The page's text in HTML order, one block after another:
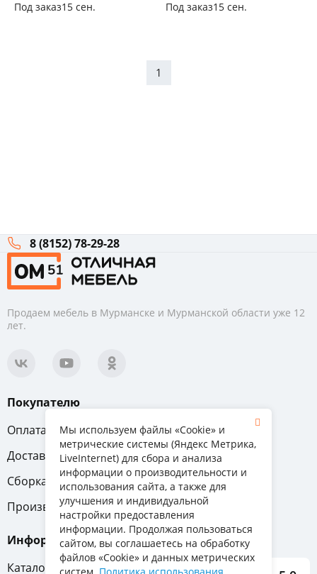
Под заказ15 сен. Под заказ15 сен.
1
8 (8152) 78-29-28
Продаем мебель в Мурманске и Мурманской области уже 12
лет.
Покупателю
Оплата
Вопрос-ответ
Доставка
Обмен и возврат
Сборка
Гарантия
Производители
Информация
Каталог мебели
Мы используем файлы «Cookie» и
метрические системы (Яндекс Метрика,
LiveInternet) для сбора и анализа
информации о производительности и
использования сайта, а также для
улучшения и индивидуальной
настройки предоставления
информации. Продолжая пользоваться
сайтом, вы соглашаетесь на обработку
файлов «Cookie» и данных метрических